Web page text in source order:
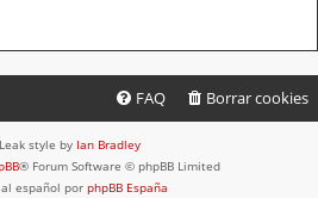
Borrar cookies
FAQ
style by Ian Bradley
® Forum Software © phpBB Limited
español por phpBB España